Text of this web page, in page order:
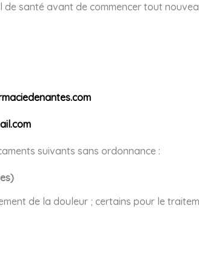
de santé avant de commencer tout
suivants sans ordonnance :
de la douleur ; certains pour le